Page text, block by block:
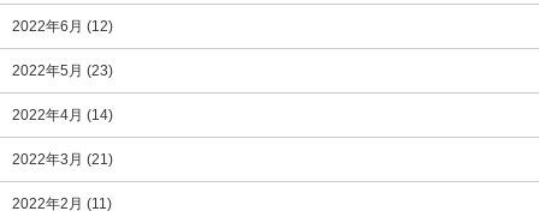
2022年6月 (12)
2022年5月 (23)
2022年4月 (14)
2022年3月 (21)
2022年2月 (11)